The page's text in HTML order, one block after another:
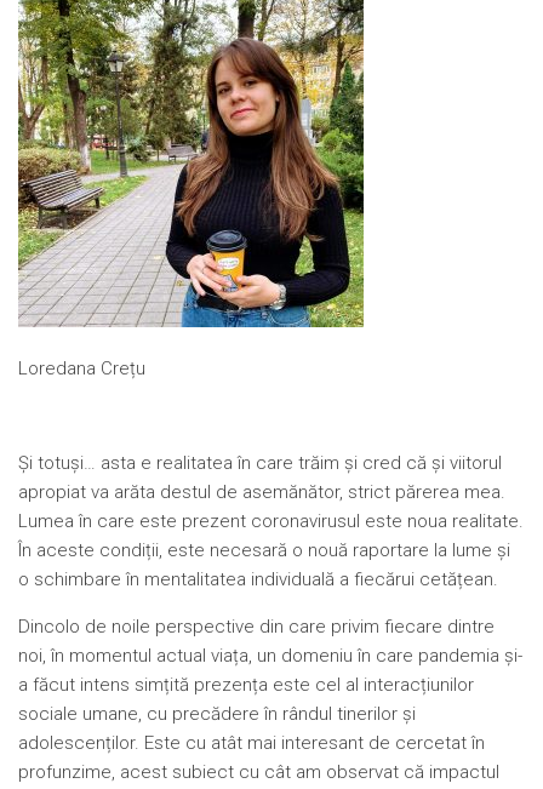
Loredana Crețu
Și totuși… asta e realitatea în care trăim și cred că și viitorul
apropiat va arăta destul de asemănător, strict părerea mea.
Lumea în care este prezent coronavirusul este noua realitate.
În aceste condiții, este necesară o nouă raportare la lume și
o schimbare în mentalitatea individuală a fiecărui cetățean.
Dincolo de noile perspective din care privim fiecare dintre
noi, în momentul actual viața, un domeniu în care pandemia și-
a făcut intens simțită prezența este cel al interacțiunilor
sociale umane, cu precădere în rândul tinerilor și
adolescenților. Este cu atât mai interesant de cercetat în
profunzime, acest subiect cu cât am observat că impactul